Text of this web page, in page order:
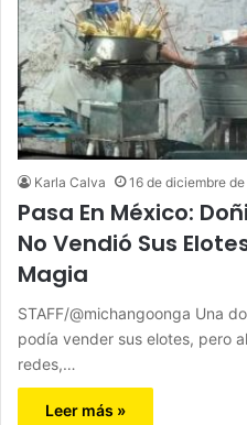
Karla Calva 16 de diciembre de
Pasa En México:
No Vendió Sus
Magia
STAFF/@michangoonga Una
podía vender sus elotes, pero
redes,…
Leer más »